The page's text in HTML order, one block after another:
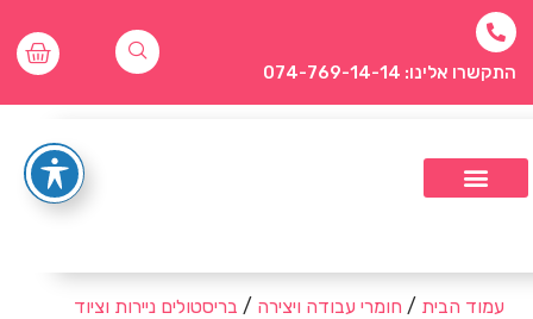
התקשרו אלינו: 074-769-14-14
עמוד הבית / חומרי עבודה ויצירה / בריסטולים ניירות וציוד